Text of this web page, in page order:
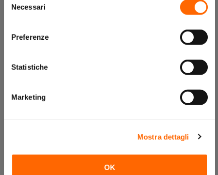
delNecessari
Preferenze
Statistiche
Marketing
Mostra dettagli
OK
Frese acciaio, carburo di tungsteno, diamantate e sinterizzate